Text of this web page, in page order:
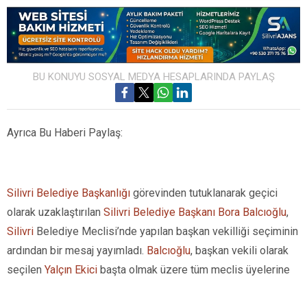
BU KONUYU SOSYAL MEDYA HESAPLARINDA PAYLAŞ
Ayrıca Bu Haberi Paylaş:
Silivri Belediye Başkanlığı görevinden tutuklanarak geçici
olarak uzaklaştırılan Silivri Belediye Başkanı Bora Balcıoğlu,
Silivri Belediye Meclisi’nde yapılan başkan vekilliği seçiminin
ardından bir mesaj yayımladı. Balcıoğlu, başkan vekili olarak
seçilen Yalçın Ekici başta olmak üzere tüm meclis üyelerine